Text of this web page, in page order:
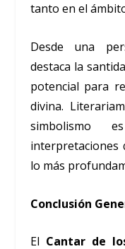
tanto en el
Desde una
destaca la
potencial para
divina.
simbolismo
interpretaciones
lo más
Conclusión
El Cantar de